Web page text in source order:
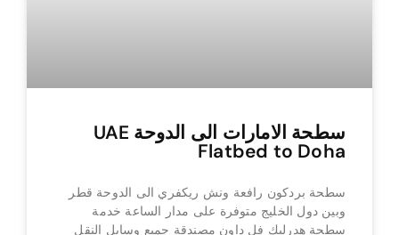
سطحة الامارات الى الدوحة UAE
Flatbed to Doha
سطحة بردكون رافعة ونش ريكفري الى الدوحة قطر
وبين دول الخليج متوفرة على مدار الساعة خدمة
سطحة هدرليك فل داون مصندقة جميع وساىل النقل